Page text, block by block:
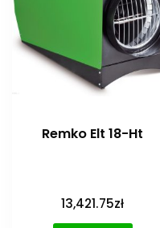
Remko Elt 18-Ht
13,421.75zł